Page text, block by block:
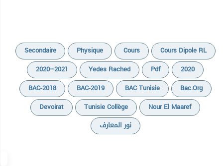
Secondaire Physique Cours
Cours Dipole RL
2020–2021
Yedes Rached Pdf
2020
BAC-2018
BAC-2019 BAC Tunisie
Bac.org
Devoirat
Tunisie Collège
Nour El Maaref
نور المعارف
Cours